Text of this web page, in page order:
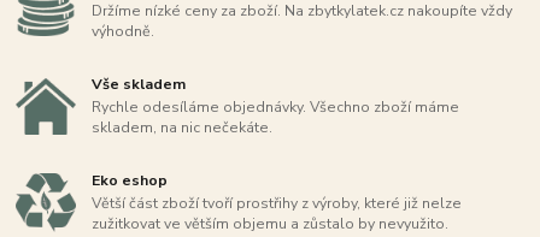
Držíme nízké ceny za zboží. Na zbytkylatek.cz nakoupíte vždy
výhodně.
Vše skladem
Rychle odesíláme objednávky. Všechno zboží máme
skladem, na nic nečekáte.
Eko eshop
Větší část zboží tvoří prostřihy z výroby, které již nelze
zužitkovat ve větším objemu a zůstalo by nevyužito.